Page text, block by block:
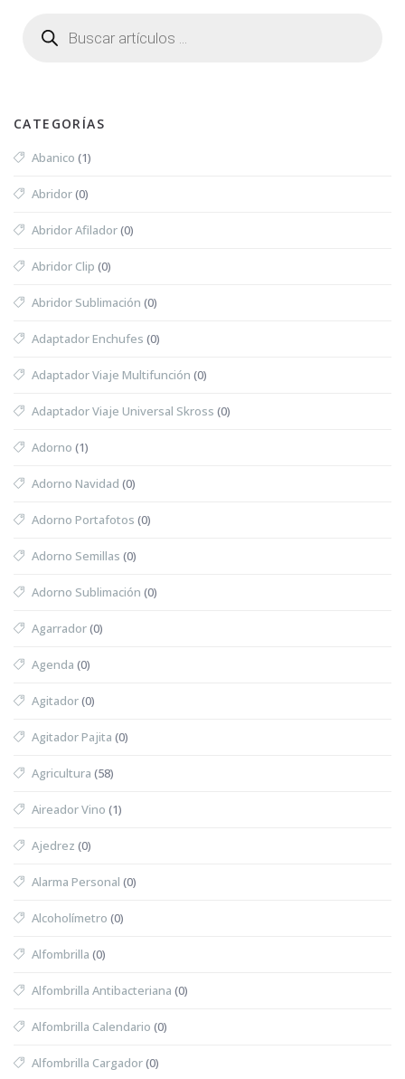
CATEGORÍAS
Abanico (1)
Abridor(0)
Abridor Afilador(0)
Abridor Clip (0)
Abridor Sublimación (0)
Adaptador Enchufes (0)
Adaptador Viaje Multifunción (0)
Adaptador Viaje Universal Skross (0)
Adorno (1)
Adorno Navidad (0)
Adorno Portafotos (0)
Adorno Semillas (0)
Adorno Sublimación (0)
Agarrador(0)
Agenda (0)
Agitador(0)
Agitador Pajita (0)
Agricultura (58)
Aireador Vino (1)
Ajedrez (0)
Alarma Personal (0)
Alcoholímetro (0)
Alfombrilla (0)
Alfombrilla Antibacteriana (0)
Alfombrilla Calendario (0)
Alfombrilla Cargador(0)